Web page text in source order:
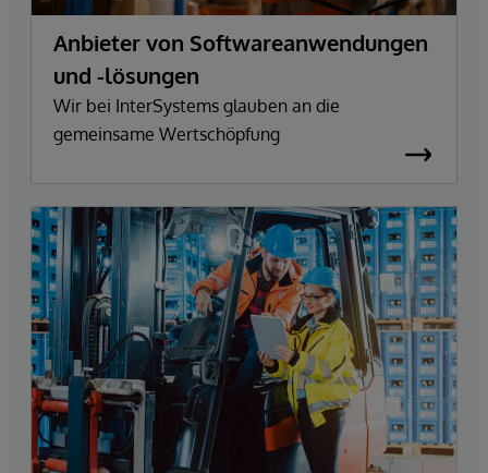
Anbieter von Softwareanwendungen
und -lösungen
Wir bei InterSystems glauben an die
gemeinsame Wertschöpfung